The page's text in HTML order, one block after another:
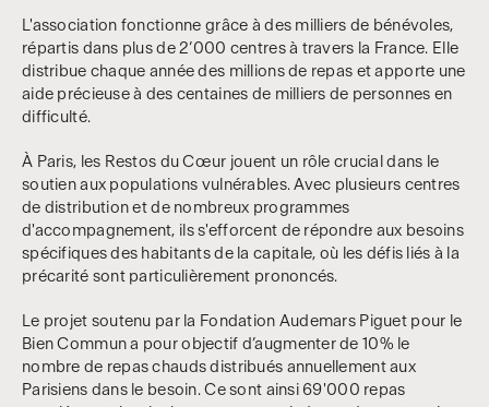
L'association fonctionne grâce à des milliers de bénévoles,
répartis dans plus de 2’000 centres à travers la France. Elle
distribue chaque année des millions de repas et apporte une
aide précieuse à des centaines de milliers de personnes en
difficulté.
À Paris, les Restos du Cœur jouent un rôle crucial dans le
soutien aux populations vulnérables. Avec plusieurs centres
de distribution et de nombreux programmes
d'accompagnement, ils s'efforcent de répondre aux besoins
spécifiques des habitants de la capitale, où les défis liés à la
précarité sont particulièrement prononcés.
Le projet soutenu par la Fondation Audemars Piguet pour le
Bien Commun a pour objectif d’augmenter de 10% le
nombre de repas chauds distribués annuellement aux
Parisiens dans le besoin. Ce sont ainsi 69'000 repas